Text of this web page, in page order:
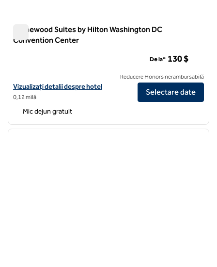
Homewood Suites by Hilton Washington DC
Convention Center
Vizualizați detaliile hotelului pentru Homewood Suites by Hilton
Vizualizați detalii despre hotel
0,12 milă
De la* 130 $
Reducere Honors nerambursabilă
Selectare date
Mic dejun gratuit
1 din 12